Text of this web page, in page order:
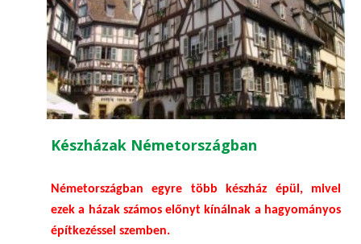
Készházak Németországban
Németországban egyre több készház épül, mivel
ezek a házak számos előnyt kínálnak a hagyományos
építkezéssel szemben.